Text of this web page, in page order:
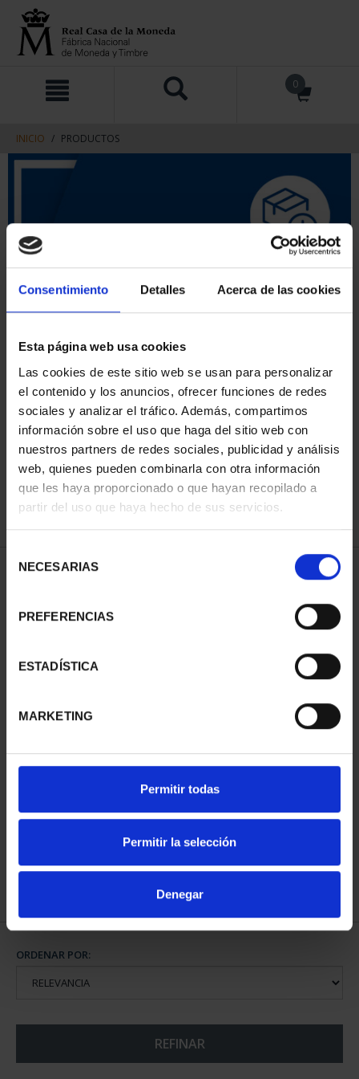
Consentimiento Detalles Acerca de las cookies
Esta página web usa cookies
Las cookies de este sitio web se usan para personalizar
el contenido y los anuncios, ofrecer funciones de redes
sociales y analizar el tráfico. Además, compartimos
información sobre el uso que haga del sitio web con
nuestros partners de redes sociales, publicidad y análisis
web, quienes pueden combinarla con otra información
que les haya proporcionado o que hayan recopilado a
partir del uso que haya hecho de sus servicios.
NECESARIAS
PREFERENCIAS
ESTADÍSTICA
MARKETING
Permitir todas
Permitir la selección
Denegar
contenido
navegacin
0
INICIO PRODUCTOS
ORDENAR POR:
REFINAR
1 Productos encontrados
CIUDADES PATRIMONIO
73,00 €
ORDENAR POR:
REFINAR